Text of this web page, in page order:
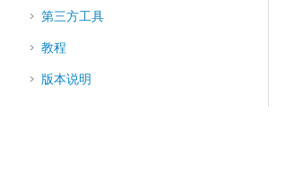
第三方工具
教程
版本说明